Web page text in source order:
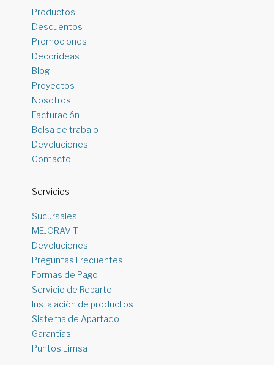
Productos
Descuentos
Promociones
Decorideas
Blog
Proyectos
Nosotros
Facturación
Bolsa de trabajo
Devoluciones
Contacto
Servicios
Sucursales
MEJORAVIT
Devoluciones
Preguntas Frecuentes
Formas de Pago
Servicio de Reparto
Instalación de productos
Sistema de Apartado
Garantías
Puntos Limsa